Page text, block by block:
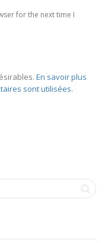
for the next time I
En savoir plus
sont utilisées.